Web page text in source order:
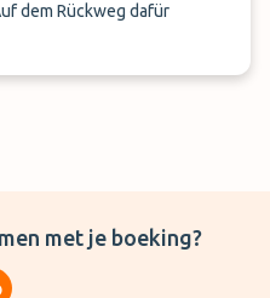
met je boeking?